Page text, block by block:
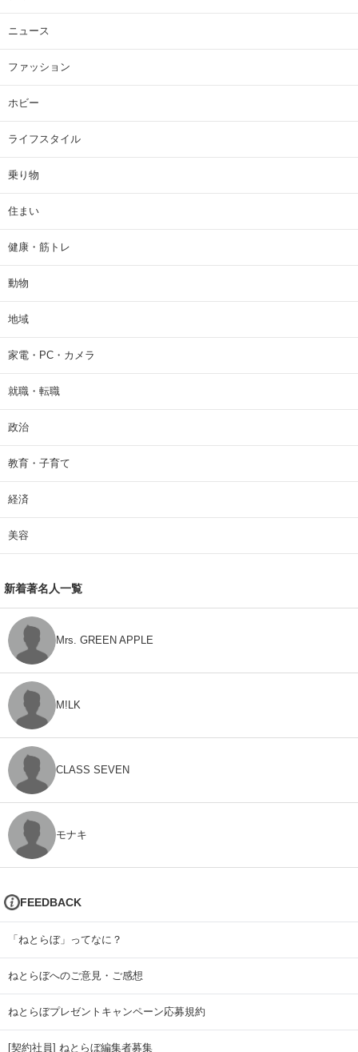
ニュース
ファッション
ホビー
ライフスタイル
乗り物
住まい
健康・筋トレ
動物
地域
家電・PC・カメラ
就職・転職
政治
教育・子育て
経済
美容
新着著名人一覧
Mrs. GREEN APPLE
M!LK
CLASS SEVEN
モナキ
FEEDBACK
「ねとらぼ」ってなに？
ねとらぼへのご意見・ご感想
ねとらぼプレゼントキャンペーン応募規約
[契約社員] ねとらぼ編集者募集